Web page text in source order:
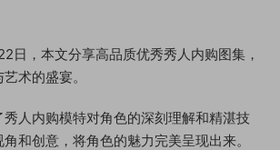
日，本文分享高品质优秀秀人内购图集，
术的盛宴。
人内购模特对角色的深刻理解和精湛技
和创意，将角色的魅力完美呈现出来。